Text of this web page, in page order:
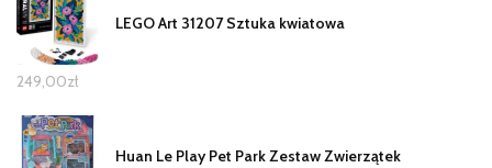
LEGO Art 31207 Sztuka kwiatowa
249,00zł
Huan Le Play Pet Park Zestaw Zwierzątek